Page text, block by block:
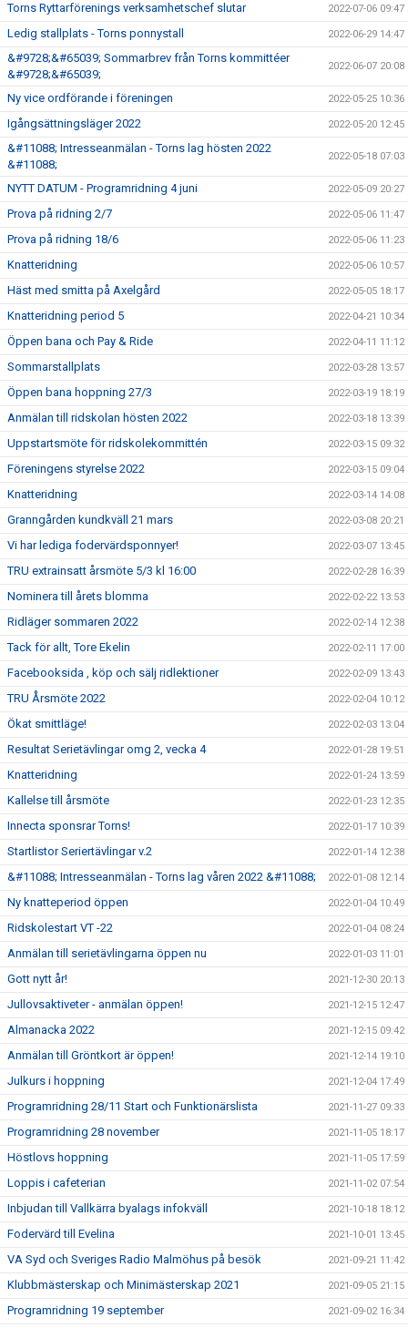
Torns Ryttarförenings verksamhetschef slutar 2022-07-06 09:47
Ledig stallplats - Torns ponnystall 2022-06-29 14:47
&#9728;&#65039; Sommarbrev från Torns kommittéer
&#9728;&#65039;
2022-06-07 20:08
Ny vice ordförande i föreningen 2022-05-25 10:36
Igångsättningsläger 2022 2022-05-20 12:45
&#11088; Intresseanmälan - Torns lag hösten 2022
&#11088;
2022-05-18 07:03
NYTT DATUM - Programridning 4 juni 2022-05-09 20:27
Prova på ridning 2/7 2022-05-06 11:47
Prova på ridning 18/6 2022-05-06 11:23
Knatteridning 2022-05-06 10:57
Häst med smitta på Axelgård 2022-05-05 18:17
Knatteridning period 5 2022-04-21 10:34
Öppen bana och Pay & Ride 2022-04-11 11:12
Sommarstallplats 2022-03-28 13:57
Öppen bana hoppning 27/3 2022-03-19 18:19
Anmälan till ridskolan hösten 2022 2022-03-18 13:39
Uppstartsmöte för ridskolekommittén 2022-03-15 09:32
Föreningens styrelse 2022 2022-03-15 09:04
Knatteridning 2022-03-14 14:08
Granngården kundkväll 21 mars 2022-03-08 20:21
Vi har lediga fodervärdsponnyer! 2022-03-07 13:45
TRU extrainsatt årsmöte 5/3 kl 16:00 2022-02-28 16:39
Nominera till årets blomma 2022-02-22 13:53
Ridläger sommaren 2022 2022-02-14 12:38
Tack för allt, Tore Ekelin 2022-02-11 17:00
Facebooksida , köp och sälj ridlektioner 2022-02-09 13:43
TRU Årsmöte 2022 2022-02-04 10:12
Ökat smittläge! 2022-02-03 13:04
Resultat Serietävlingar omg 2, vecka 4 2022-01-28 19:51
Knatteridning 2022-01-24 13:59
Kallelse till årsmöte 2022-01-23 12:35
Innecta sponsrar Torns! 2022-01-17 10:39
Startlistor Seriertävlingar v.2 2022-01-14 12:38
&#11088; Intresseanmälan - Torns lag våren 2022 &#11088; 2022-01-08 12:14
Ny knatteperiod öppen 2022-01-04 10:49
Ridskolestart VT -22 2022-01-04 08:24
Anmälan till serietävlingarna öppen nu 2022-01-03 11:01
Gott nytt år! 2021-12-30 20:13
Jullovsaktiveter - anmälan öppen! 2021-12-15 12:47
Almanacka 2022 2021-12-15 09:42
Anmälan till Gröntkort är öppen! 2021-12-14 19:10
Julkurs i hoppning 2021-12-04 17:49
Programridning 28/11 Start och Funktionärslista 2021-11-27 09:33
Programridning 28 november 2021-11-05 18:17
Höstlovs hoppning 2021-11-05 17:59
Loppis i cafeterian 2021-11-02 07:54
Inbjudan till Vallkärra byalags infokväll 2021-10-18 18:12
Fodervärd till Evelina 2021-10-01 13:45
VA Syd och Sveriges Radio Malmöhus på besök 2021-09-21 11:42
Klubbmästerskap och Minimästerskap 2021 2021-09-05 21:15
Programridning 19 september 2021-09-02 16:34